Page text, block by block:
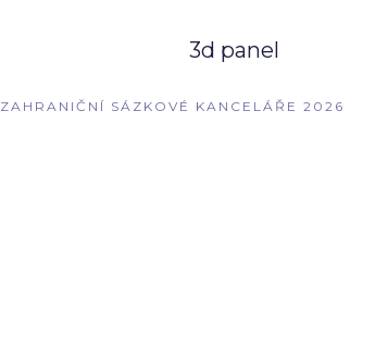
3d panel
ZAHRANIČNÍ SÁZKOVÉ KANCELÁŘE 2026